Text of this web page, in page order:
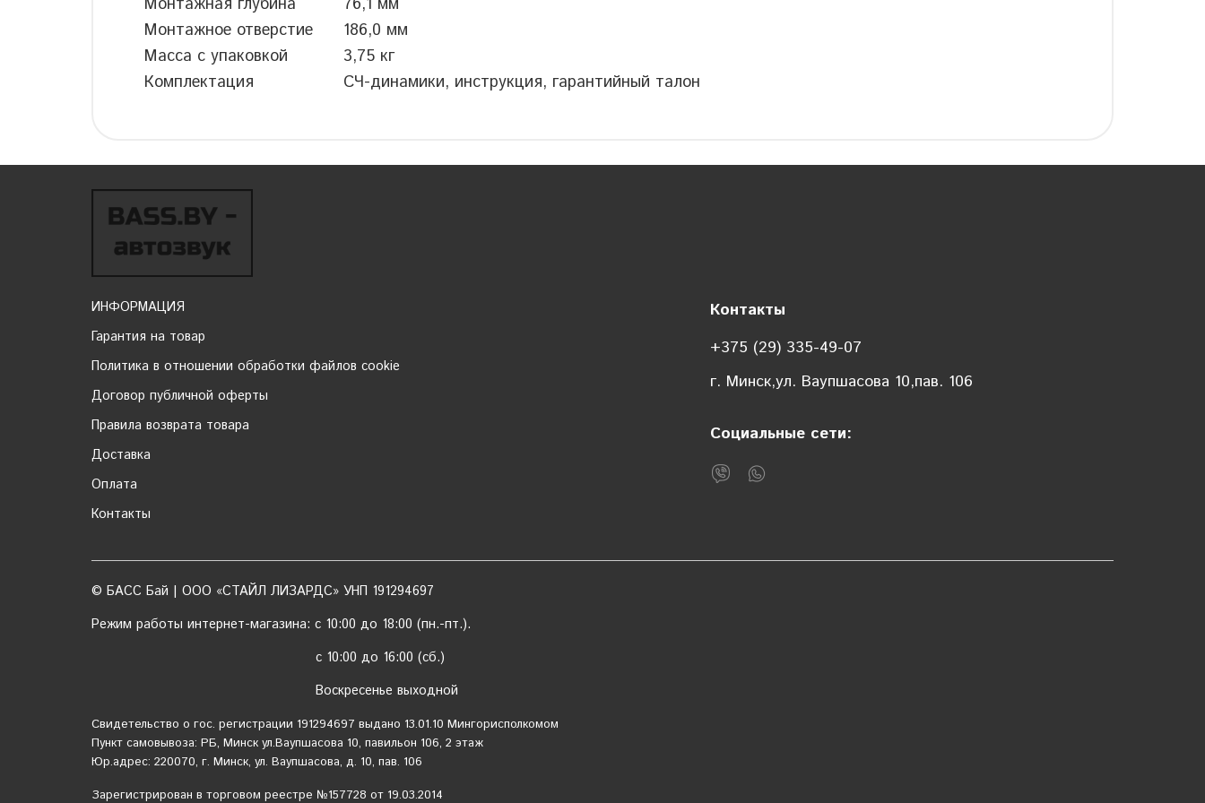
Монтажное отверстие
186,0 мм
Масса с упаковкой
3,75 кг
Комплектация
СЧ-динамики, инструкция, гарантийный талон
ИНФОРМАЦИЯ
Гарантия на товар
Политика в отношении обработки файлов cookie
Договор публичной оферты
Правила возврата товара
Доставка
Оплата
Контакты
Контакты
+375 (29) 335-49-07
г. Минск,ул. Ваупшасова 10,пав. 106
Социальные сети:
© БАСС Бай | ООО «СТАЙЛ ЛИЗАРДС» УНП 191294697
Режим работы интернет-магазина: с 10:00 до 18:00 (пн.-пт.).
с 10:00 до 16:00 (сб.)
Воскресенье выходной
Свидетельство о гос. регистрации 191294697 выдано 13.01.10 Мингорисполкомом
Пункт самовывоза: РБ, Минск ул.Ваупшасова 10, павильон 106, 2 этаж
Юр.адрес: 220070, г. Минск, ул. Ваупшасова, д. 10, пав. 106
Зарегистрирован в торговом реестре №157728 от 19.03.2014